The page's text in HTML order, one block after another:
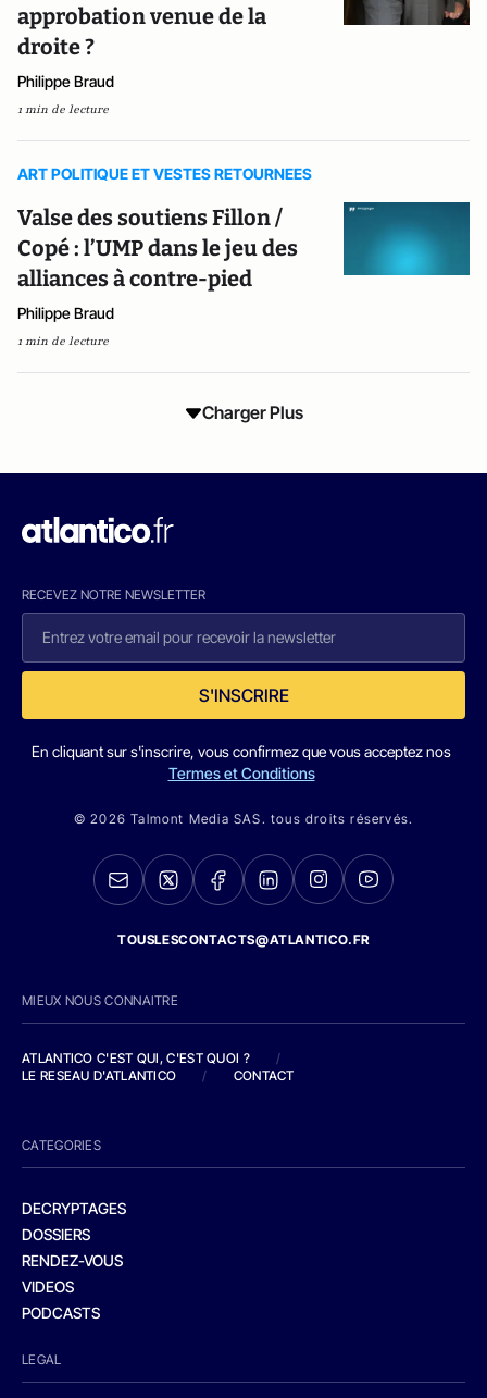
approbation venue de la
droite ?
Philippe Braud
1 min de lecture
ART POLITIQUE ET VESTES RETOURNEES
Valse des soutiens Fillon /
Copé : l’UMP dans le jeu des
alliances à contre-pied
Philippe Braud
1 min de lecture
Charger Plus
RECEVEZ NOTRE NEWSLETTER
S'INSCRIRE
En cliquant sur s'inscrire, vous confirmez que vous acceptez nos
Termes et Conditions
© 2026 Talmont Media SAS. tous droits réservés.
TOUSLESCONTACTS@ATLANTICO.FR
MIEUX NOUS CONNAITRE
ATLANTICO C'EST QUI, C'EST QUOI ?
/
LE RESEAU D'ATLANTICO
/ CONTACT
CATEGORIES
DECRYPTAGES
DOSSIERS
RENDEZ-VOUS
VIDEOS
PODCASTS
LEGAL